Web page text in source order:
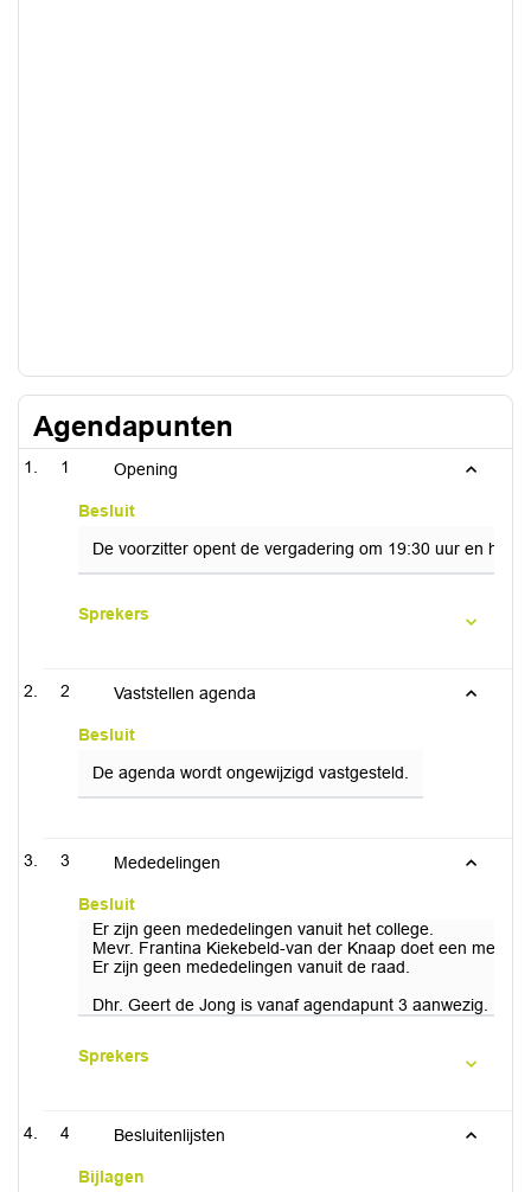
Agendapunten
1 Opening
Besluit
De voorzitter opent de vergadering om 19:30 uur en heet
Sprekers
2 Vaststellen agenda
Besluit
De agenda wordt ongewijzigd vastgesteld.
3 Mededelingen
Besluit
Er zijn geen mededelingen vanuit het college.
Mevr. Frantina Kiekebeld-van der Knaap doet een
Er zijn geen mededelingen vanuit de raad.
Dhr. Geert de Jong is vanaf agendapunt 3 aanwezig.
Sprekers
4 Besluitenlijsten
Bijlagen